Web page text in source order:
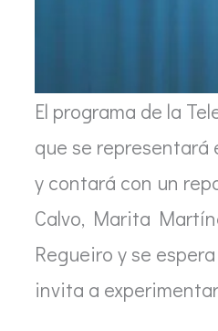
El programa de la
que se representará
y contará con un
Calvo, Marita
Regueiro y se
invita a